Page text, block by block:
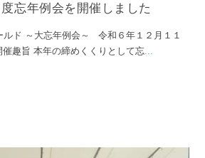
忘年例会を開催しました
ド ～大忘年例会～ 令和６年１２月１１
趣旨 本年の締めくくりとして忘